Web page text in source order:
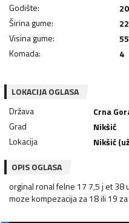
Godište:
Širina gume:
Visina gume:
55
Komada: 4
LOKACIJA OGLASA
Država
Crna
Grad
Nikšić
Lokacija
Nikšić
OPIS OGLASA
orginal ronal felne 17 7,5 j et 38
moze kompezacija za 18 ili 19